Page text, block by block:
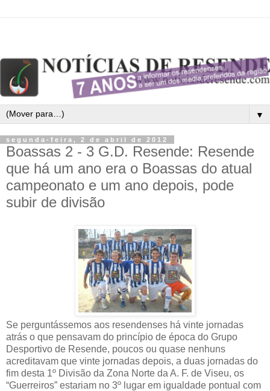
▼
segunda-feira, 2 de abril de 2012
Boassas 2 - 3 G.D. Resende: Resende
que há um ano era o Boassas do atual
campeonato e um ano depois, pode
subir de divisão
Se perguntássemos aos resendenses há vinte jornadas
atrás o que pensavam do princípio de época do Grupo
Desportivo de Resende, poucos ou quase nenhuns
acreditavam que vinte jornadas depois, a duas jornadas do
fim desta 1º Divisão da Zona Norte da A. F. de Viseu, os
“Guerreiros” estariam no 3º lugar em igualdade pontual com